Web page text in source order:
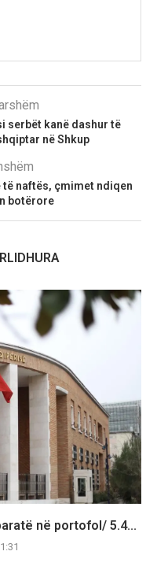
serbët kanë dashur të
në Shkup
naftës, çmimet ndiqen
botërore
në portofol/ 5.4...